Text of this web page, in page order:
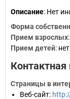
Описание: Нет
Форма
Прием взрослых
Прием детей: нет
Страницы в
Веб-сайт: